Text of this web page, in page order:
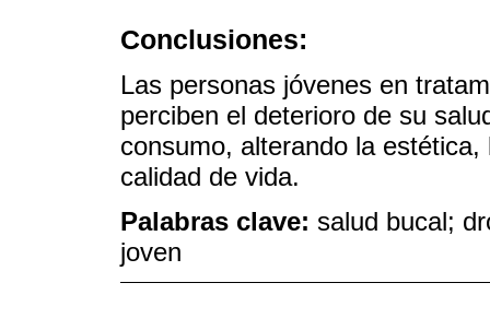
Conclusiones:
Las personas jóvenes en
perciben el deterioro de su
consumo, alterando la
calidad de vida.
Palabras clave: salud bucal;
joven